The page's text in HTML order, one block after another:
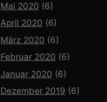
Mai 2020 (6)
April 2020 (6)
März 2020 (6)
Februar 2020 (6)
Januar 2020 (6)
Dezember 2019 (6)